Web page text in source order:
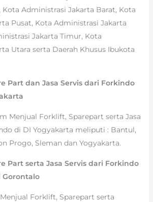
Kota Administrasi Jakarta Barat, Kota
Pusat, Kota Administrasi Jakarta
Jakarta Timur, Kota
Utara serta Daerah Khusus Ibukota
Part dan Jasa Servis dari Forkindo
Menjual Forklift, Sparepart serta Jasa
di DI Yogyakarta meliputi : Bantul,
Progo, Sleman dan Yogyakarta.
Part serta Jasa Servis dari Forkindo
Gorontalo
Forklift, Sparepart serta